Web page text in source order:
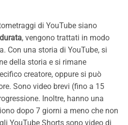
di YouTube siano
, vengono trattati in modo
Con una storia di YouTube, si
della storia e si rimane
creatore, oppure si può
Sono video brevi (fino a 15
Inoltre, hanno una
dopo 7 giorni a meno che non
YouTube Shorts sono video di